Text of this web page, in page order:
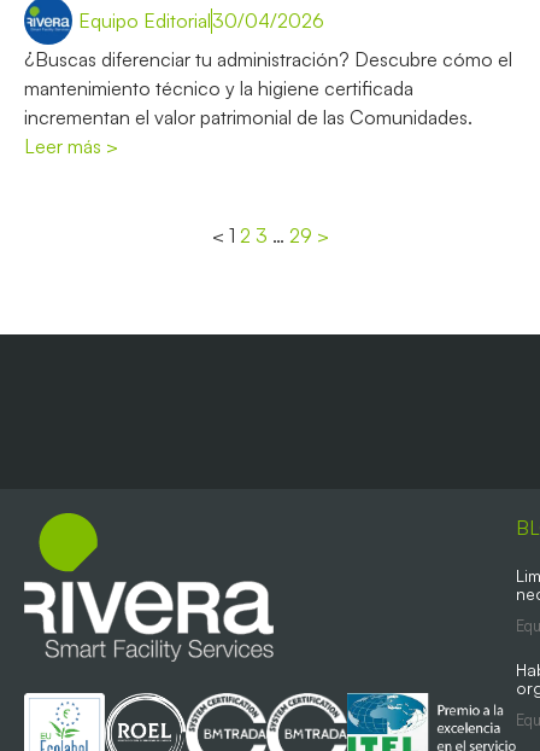
Equipo Editorial30/04/2026
¿Buscas diferenciar tu administración? Descubre cómo el
mantenimiento técnico y la higiene certificada
incrementan el valor patrimonial de las Comunidades.
Leer más >
< 1 2 3 … 29 >